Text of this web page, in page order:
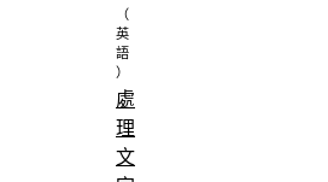
處
理
文